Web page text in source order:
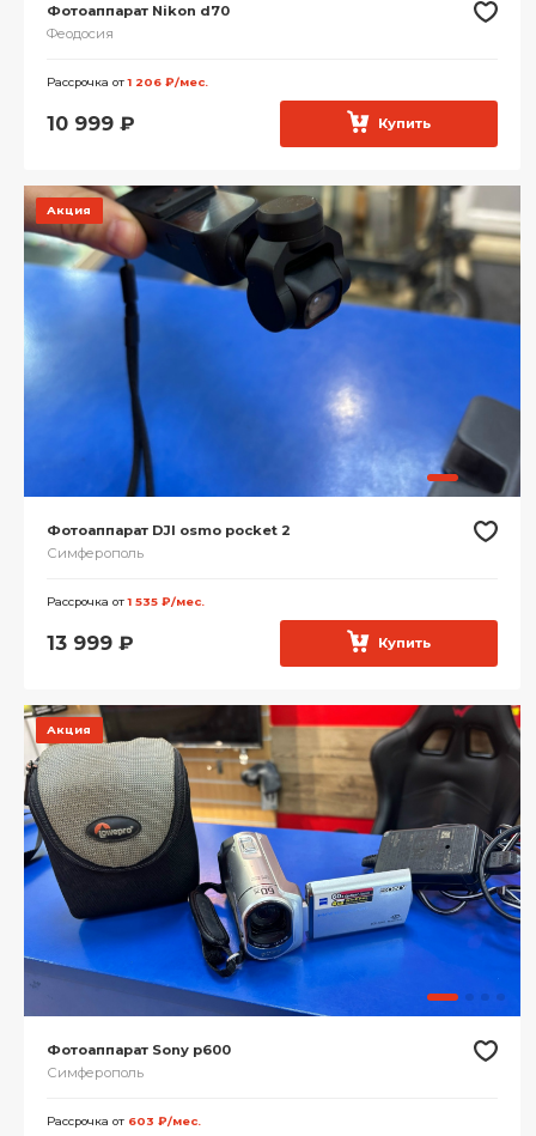
Фотоаппарат Nikon d70
Феодосия
Рассрочка от1 206 ₽/мес.
10 999 ₽ Купить
Акция
Фотоаппарат DJI osmo pocket 2
Симферополь
Рассрочка от1 535 ₽/мес.
13 999 ₽ Купить
Акция
Фотоаппарат Sony p600
Симферополь
Рассрочка от 603 ₽/мес.